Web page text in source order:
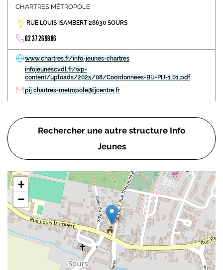
CHARTRES MÉTROPOLE
RUE LOUIS ISAMBERT 28630 SOURS
02 37 26 98 86
www.chartres.fr/info-jeunes-chartres
infojeunescvdl.fr/wp-
content/uploads/2025/08/Coordonnees-BIJ-PIJ-1.01.pdf
pij.chartres-metropole@ijcentre.fr
Rechercher une autre structure Info
Jeunes
+
−